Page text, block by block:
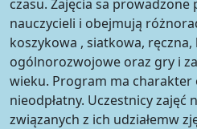
czasu. Zajęcia sa
nauczycieli i obejmują
koszykowa , siatkowa,
ogólnorozwojowe oraz gry i
wieku. Program ma
nieodpłatny. Uczestnicy zajęć
związanych z ich udziałemw